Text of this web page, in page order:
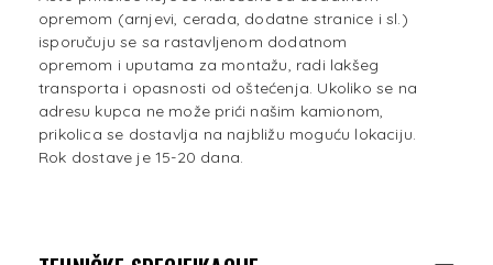
opremom (arnjevi, cerada, dodatne stranice i sl.)
isporučuju se sa rastavljenom dodatnom
opremom i uputama za montažu, radi lakšeg
transporta i opasnosti od oštećenja. Ukoliko se na
adresu kupca ne može prići našim kamionom,
prikolica se dostavlja na najbližu moguću lokaciju.
Rok dostave je 15-20 dana.